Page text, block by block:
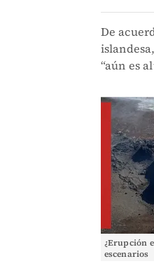
De
“aún es
¿Erupción
escenarios